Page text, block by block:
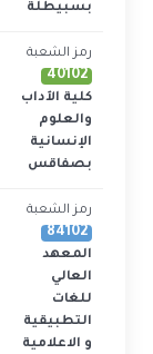
بسبيطلة
رمز الشعبة
40102
كلية الآداب
والعلوم
الإنسانية
بصفاقس
رمز الشعبة
84102
المعهد
العالي
للغات
التطبيقية
و الاعلامية